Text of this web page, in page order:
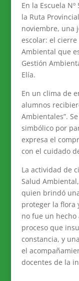
En la Escuela
la Ruta
noviembre, una
escolar: el
Ambiental que
Gestión
Elía.
En un clima de
alumnos
Ambientales”.
simbólico por
expresa el
con el cuidado
La actividad de
Salud
quien brindó
proteger la flora
no fue un
proceso que
constancia, y
el
docentes de la